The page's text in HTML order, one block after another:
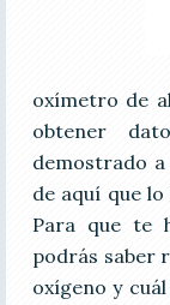
oxímetro de
obtener
demostrado
de aquí que
Para que te
podrás saber
oxígeno y